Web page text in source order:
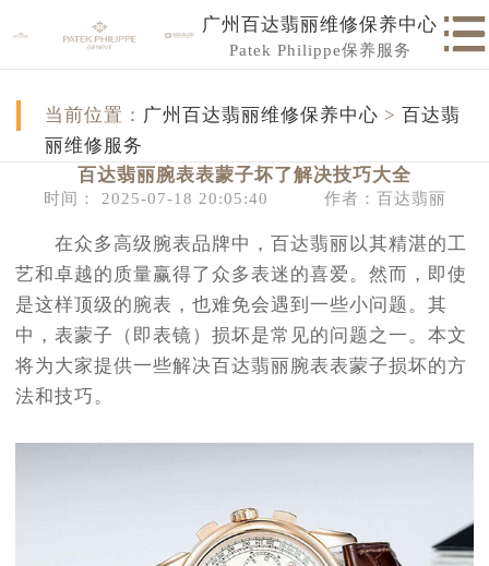
广州百达翡丽维修保养中心
Patek Philippe保养服务
当前位置： 广州百达翡丽维修保养中心 > 百达翡
丽维修服务
百达翡丽腕表表蒙子坏了解决技巧大全
时间： 2025-07-18 20:05:40 作者：百达翡丽
在众多高级腕表品牌中，百达翡丽以其精湛的工
艺和卓越的质量赢得了众多表迷的喜爱。然而，即使
是这样顶级的腕表，也难免会遇到一些小问题。其
中，表蒙子（即表镜）损坏是常见的问题之一。本文
将为大家提供一些解决百达翡丽腕表表蒙子损坏的方
法和技巧。